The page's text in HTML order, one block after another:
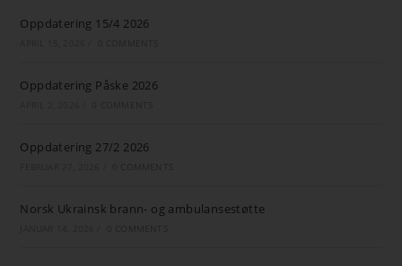
Oppdatering 15/4 2026
Oppdatering Påske 2026
Oppdatering 27/2 2026
Norsk Ukrainsk brann- og ambulansestøtte